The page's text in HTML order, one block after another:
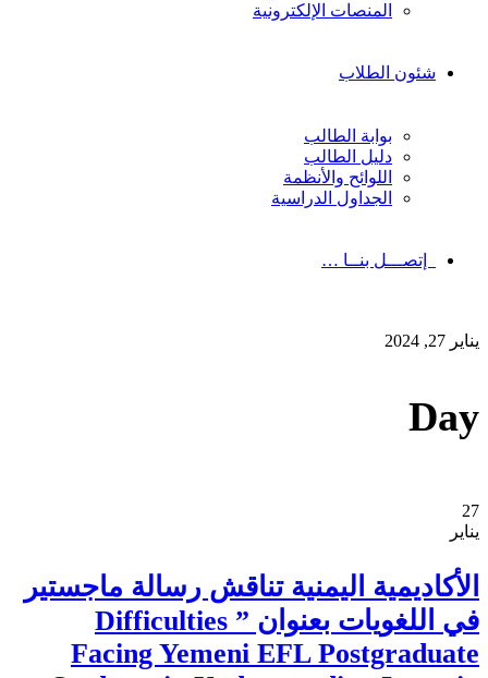
المنصات الإلكترونية
شئون الطلاب
بوابة الطالب
دليل الطالب
اللوائح والأنظمة
الجداول الدراسية
إتصـــل بنــا …
يناير 27, 2024
Day
27
يناير
الأكاديمية اليمنية تناقش رسالة ماجستير
في اللغويات بعنوان ” Difficulties
Facing Yemeni EFL Postgraduate